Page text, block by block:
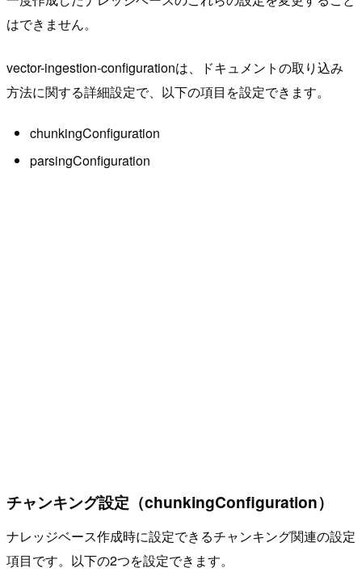
はできません。
vector-ingestion-configurationは、ドキュメントの取り込み
方法に関する詳細設定で、以下の項目を設定できます。
chunkingConfiguration
parsingConfiguration
チャンキング設定（chunkingConfiguration）
ナレッジベース作成時に設定できるチャンキング関連の設定
項目です。以下の2つを設定できます。